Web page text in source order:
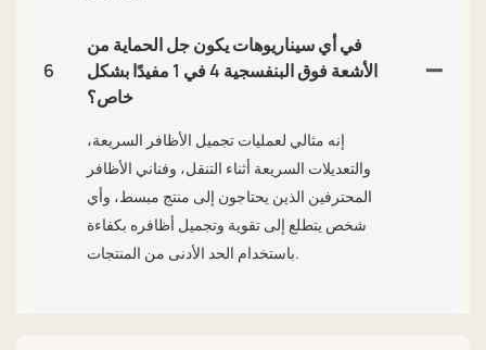
6
في أي سيناريوهات يكون جل الحماية من
الأشعة فوق البنفسجية 4 في 1 مفيدًا بشكل
خاص؟
إنه مثالي لعمليات تجميل الأظافر السريعة،
والتعديلات السريعة أثناء التنقل، وفناني الأظافر
المحترفين الذين يحتاجون إلى منتج مبسط، وأي
شخص يتطلع إلى تقوية وتجميل أظافره بكفاءة
باستخدام الحد الأدنى من المنتجات.